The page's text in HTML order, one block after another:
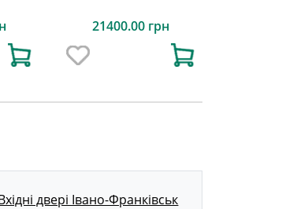
21400.00 грн
двері Івано-Франківськ